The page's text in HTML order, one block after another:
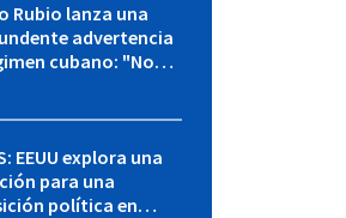
Rubio lanza una
advertencia
cubano: "No
EEUU explora una
para una
política en